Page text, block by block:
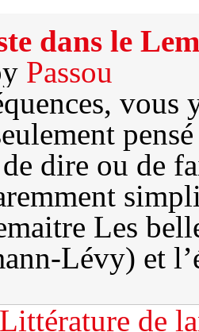
dans le
Passou
vous
dire ou de
Les
Lévy) et
Littérature de